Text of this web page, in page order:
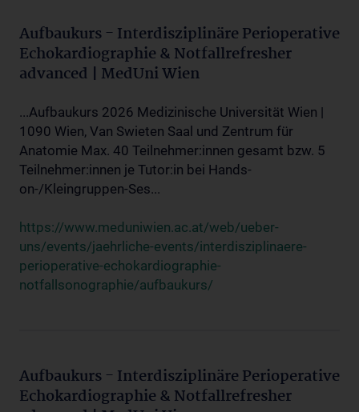
Aufbaukurs - Interdisziplinäre Perioperative
Echokardiographie & Notfallrefresher
advanced | MedUni Wien
...Aufbaukurs 2026 Medizinische Universität Wien |
1090 Wien, Van Swieten Saal und Zentrum für
Anatomie Max. 40 Teilnehmer:innen gesamt bzw. 5
Teilnehmer:innen je Tutor:in bei Hands-
on-/Kleingruppen-Ses...
https://www.meduniwien.ac.at/web/ueber-
uns/events/jaehrliche-events/interdisziplinaere-
perioperative-echokardiographie-
notfallsonographie/aufbaukurs/
Aufbaukurs - Interdisziplinäre Perioperative
Echokardiographie & Notfallrefresher